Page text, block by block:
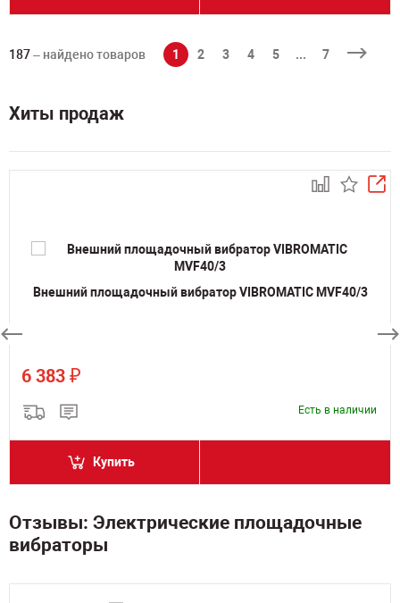
187– найдено товаров 1 2 3 4 5 ... 7
Хиты продаж
Внешний площадочный вибратор VIBROMATIC MVF40/3
6 383 ₽
Есть в наличии
Купить
Отзывы: Электрические площадочные
вибраторы